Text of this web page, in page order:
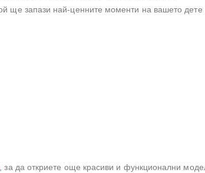
ще запази най-ценните моменти на вашето
, за да откриете още красиви и функционални